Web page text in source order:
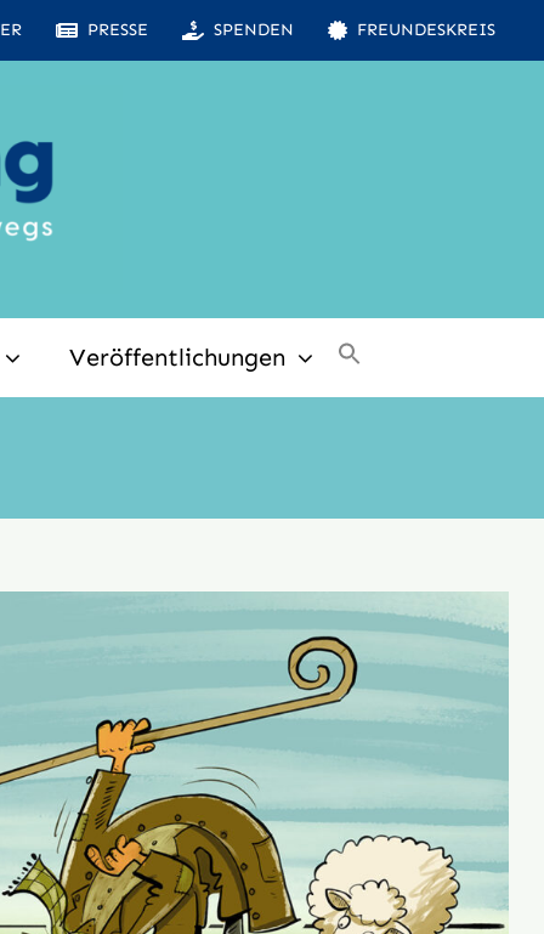
PRESSE SPENDEN FREUNDESKREIS
Veröffentlichungen